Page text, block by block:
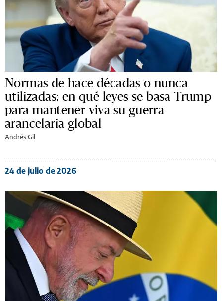
Normas de hace décadas o nunca
utilizadas: en qué leyes se basa Trump
para mantener viva su guerra
arancelaria global
Andrés Gil
24 de julio de 2026